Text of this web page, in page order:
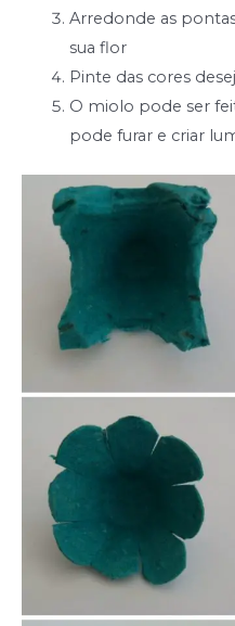
Arredonde as
sua flor
Pinte das cores
O miolo pode ser
pode furar e criar